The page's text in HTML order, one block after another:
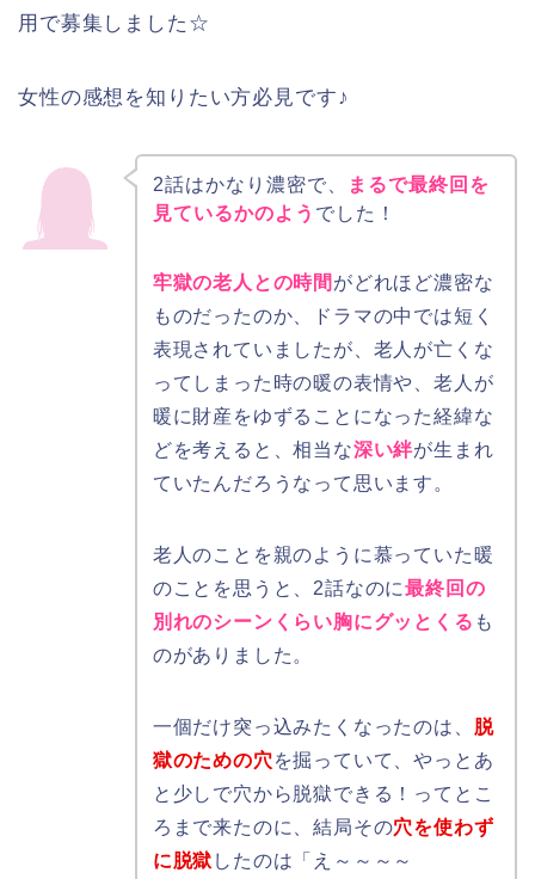
用で募集しました☆
女性の感想を知りたい方必見です♪
2話はかなり濃密で、
まるで最終回を
見ているかのよう でした！
牢獄の老人との時間 がどれほど濃密な
ものだったのか、ドラマの中では短く
表現されていましたが、老人が亡くな
ってしまった時の暖の表情や、老人が
暖に財産をゆずることになった経緯な
どを考えると、相当な深い絆が生まれ
ていたんだろうなって思います。
老人のことを親のように慕っていた暖
のことを思うと、2話なのに最終回の
別れのシーンくらい胸にグッとくる も
のがありました。
一個だけ突っ込みたくなったのは、 脱
獄のための穴を掘っていて、やっとあ
と少しで穴から脱獄できる！ってとこ
ろまで来たのに、結局その穴を使わず
に脱獄 したのは「え～～～～